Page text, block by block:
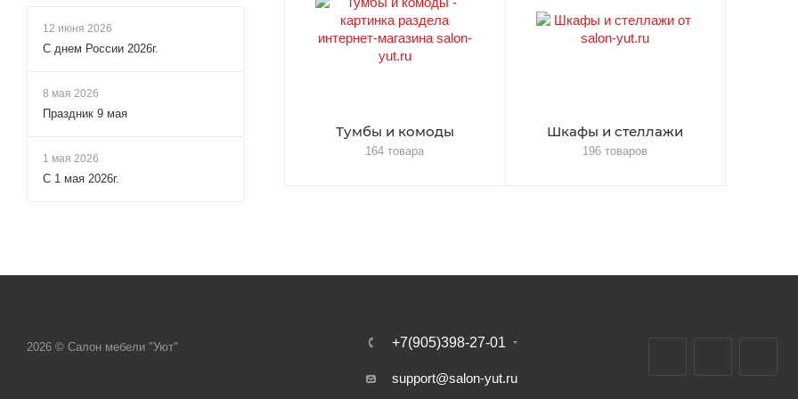
Тумбы и комоды
164 товара
Шкафы и стеллажи
196 товаров
12 июня 2026
С днем России 2026г.
8 мая 2026
Праздник 9 мая
1 мая 2026
С 1 мая 2026г.
2026 © Салон мебели "Уют" +7(905)398-27-01
support@salon-yut.ru